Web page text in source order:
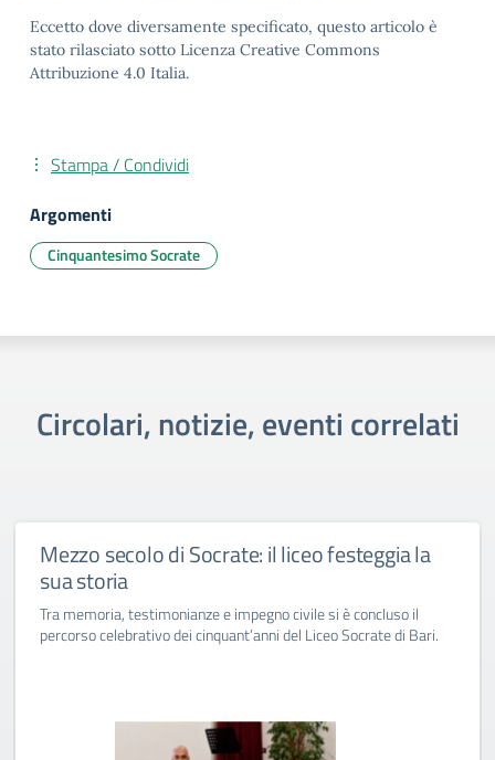
Eccetto dove diversamente specificato, questo articolo è
stato rilasciato sotto Licenza Creative Commons
Attribuzione 4.0 Italia.
Stampa / Condividi
Argomenti
Cinquantesimo Socrate
Circolari, notizie, eventi correlati
Mezzo secolo di Socrate: il liceo festeggia la
sua storia
Tra memoria, testimonianze e impegno civile si è concluso il
percorso celebrativo dei cinquant’anni del Liceo Socrate di Bari.